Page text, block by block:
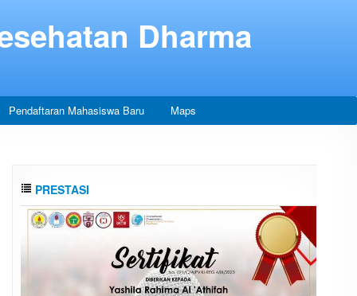
Dharma
Pendaftaran Mahasiswa Baru Maps
PRESTASI